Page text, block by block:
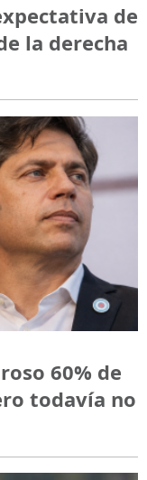
de
la derecha
60% de
todavía no